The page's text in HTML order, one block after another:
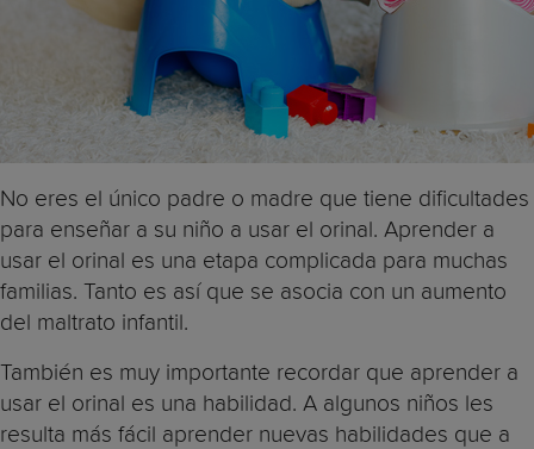
No eres el único padre o madre que tiene dificultades
para enseñar a su niño a usar el orinal. Aprender a
usar el orinal es una etapa complicada para muchas
familias. Tanto es así que se asocia con un aumento
del maltrato infantil.
También es muy importante recordar que aprender a
usar el orinal es una habilidad. A algunos niños les
resulta más fácil aprender nuevas habilidades que a